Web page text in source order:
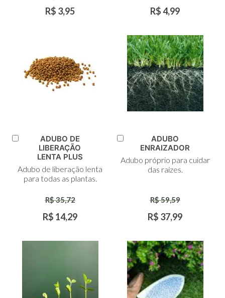
R$ 3,95 R$ 4,99
Adicionar
ADUBO DE
LIBERAÇÃO
LENTA PLUS
Adubo de liberação lenta
para todas as plantas.
R$ 35,72
R$ 14,29
Adicionar
Carrinho
ADUBO
ENRAIZADOR
Adubo próprio para cuidar
das raízes.
R$ 59,59
R$ 37,99